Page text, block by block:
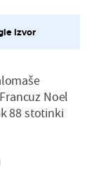
izvor
Noel
88 stotinki